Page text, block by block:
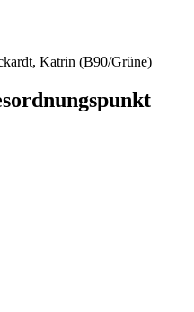
Katrin (B90/Grüne)